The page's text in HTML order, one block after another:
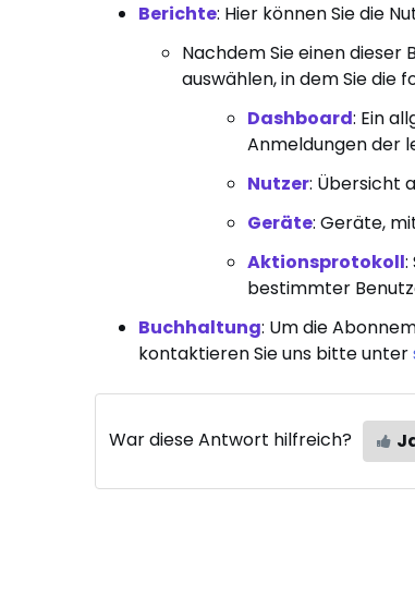
Berichte: Hier können Sie die
Nachdem Sie einen dieser
auswählen, in dem Sie die
Dashboard: Ein
Anmeldungen der
Nutzer: Übersicht
Geräte: Geräte,
Aktionsprotokoll:
bestimmter
Buchhaltung: Um die
kontaktieren Sie uns bitte unter
War diese Antwort hilfreich?